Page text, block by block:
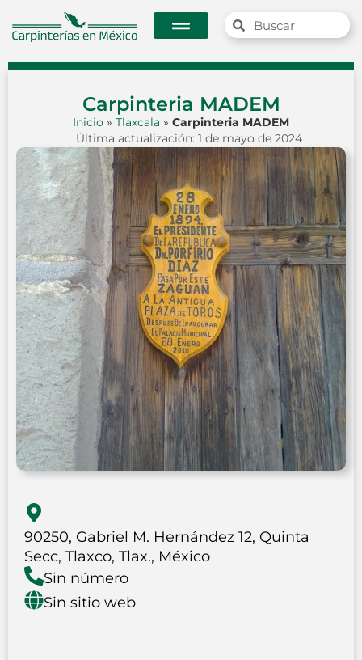
Carpinteria MADEM
Inicio » Tlaxcala » Carpinteria MADEM
Última actualización: 1 de mayo de 2024
90250, Gabriel M. Hernández 12, Quinta
Secc, Tlaxco, Tlax., México
Sin número
Sin sitio web